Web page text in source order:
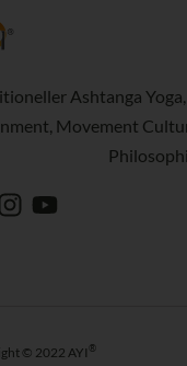
Ashtanga
Movement
© 2022 AYI ®